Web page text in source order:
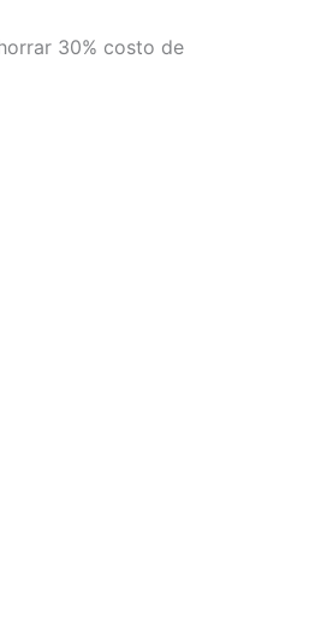
30% costo de